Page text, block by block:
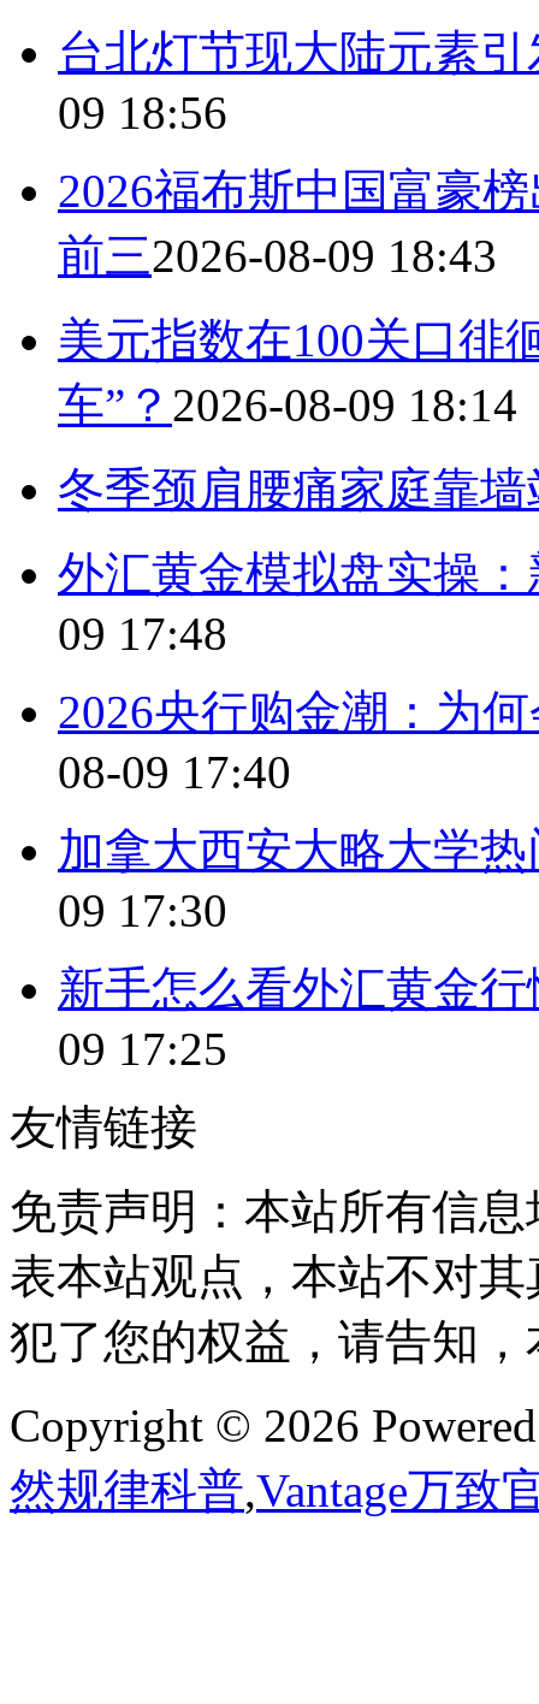
台北灯节现大陆元素
09 18:56
2026福布斯中国富豪
前三2026-08-09 18:43
美元指数在100关口徘
车”？ 2026-08-09 18:14
冬季颈肩腰痛家庭靠
外汇黄金模拟盘实操
09 17:48
2026央行购金潮：为
08-09 17:40
加拿大西安大略大学
09 17:30
新手怎么看外汇黄金
09 17:25
友情链接
免责声明：本站所有信
表本站观点，本站不对
犯了您的权益，请告知
Copyright © 2026
然规律科普,Vantage万致